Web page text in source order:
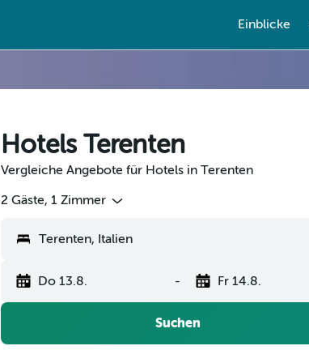
Einblicke
Hotels Terenten
Vergleiche Angebote für Hotels in Terenten
2 Gäste, 1 Zimmer
Do 13.8. - Fr 14.8.
Suchen